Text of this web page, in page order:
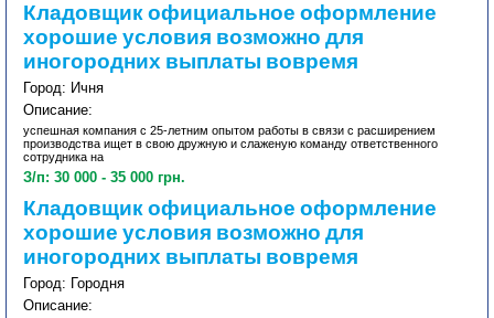
Кладовщик официальное оформление
хорошие условия возможно для
иногородних выплаты вовремя
Город: Ичня
Описание:
успешная компания с 25-летним опытом работы в связи с расширением
производства ищет в свою дружную и слаженую команду ответственного
сотрудника на
З/п: 30 000 - 35 000 грн.
Кладовщик официальное оформление
хорошие условия возможно для
иногородних выплаты вовремя
Город: Городня
Описание: